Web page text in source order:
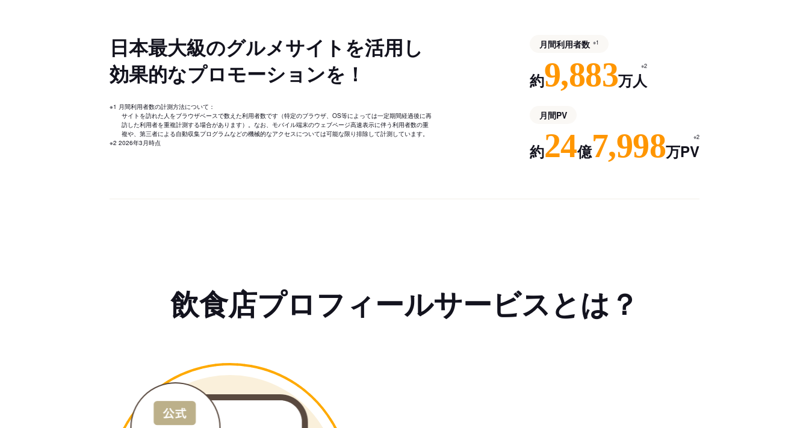
日本最大級のグルメサイトを活用し
効果的なプロモーションを！
※1 月間利用者数の計測方法について：
サイトを訪れた人をブラウザベースで数えた利用者数です（特定のブラウザ、OS等によっては一定期間経過後に再
訪した利用者を重複計測する場合があります）。なお、モバイル端末のウェブページ高速表示に伴う利用者数の重
複や、第三者による自動収集プログラムなどの機械的なアクセスについては可能な限り排除して計測しています。
※2 2026年3月時点
月間利用者数 ※1
約9,883万人
※2
月間PV
約24億7,998万PV
※2
飲食店プロフィールサービスとは？